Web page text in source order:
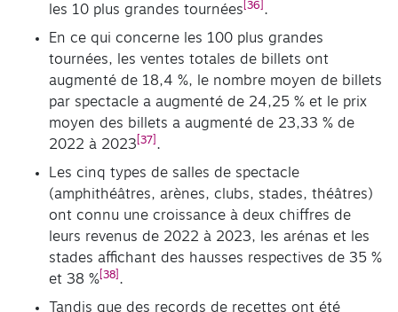
les 10 plus grandes tournées [36] .
En ce qui concerne les 100 plus grandes
tournées, les ventes totales de billets ont
augmenté de 18,4 %, le nombre moyen de billets
par spectacle a augmenté de 24,25 % et le prix
moyen des billets a augmenté de 23,33 % de
2022 à 2023 [37] .
Les cinq types de salles de spectacle
(amphithéâtres, arènes, clubs, stades, théâtres)
ont connu une croissance à deux chiffres de
leurs revenus de 2022 à 2023, les arénas et les
stades affichant des hausses respectives de 35 %
et 38 % [38] .
Tandis que des records de recettes ont été